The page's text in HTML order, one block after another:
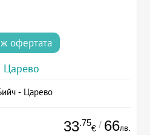
офертата
Царево
- Царево
33.75
€ / 66лв.